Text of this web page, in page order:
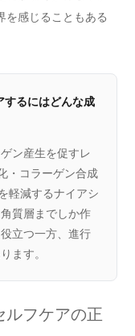
を感じることもある
するにはどんな成
ン産生を促すレ
・コラーゲン合成
軽減するナイアシ
質層までしか作
立つ一方、進行
ます。
ルフケアの正